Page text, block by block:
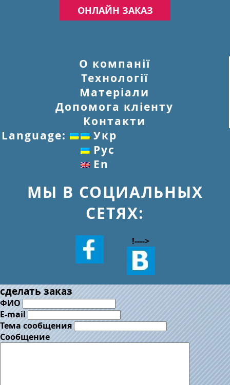
ОНЛАЙН ЗАКАЗ
О компанії
Технології
Матеріали
Допомога кліенту
Контакти
Language:
Укр
Рус
En
МЫ В СОЦИАЛЬНЫХ
СЕТЯХ:
!---->
сделать заказ
ФИО
E-mail
Тема сообщения
Сообщение